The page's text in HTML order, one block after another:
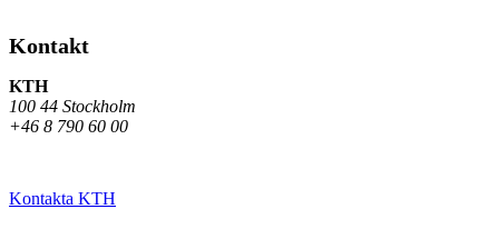
Kontakt
KTH
100 44 Stockholm
+46 8 790 60 00
Kontakta KTH